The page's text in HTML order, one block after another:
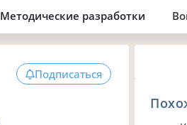
Методические разработки
Подписаться